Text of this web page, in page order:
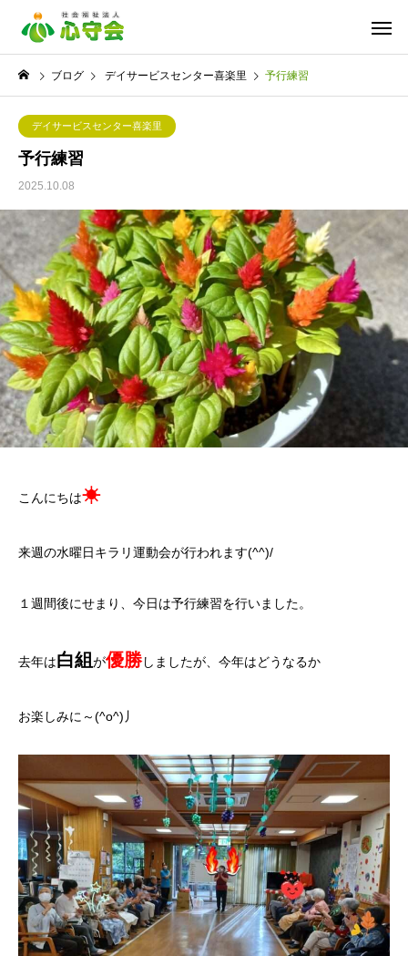
ブログ デイサービスセンター喜楽里 予行練習
デイサービスセンター喜楽里
予行練習
2025.10.08
こんにちは☀
来週の水曜日キラリ運動会が行われます(^^)/
１週間後にせまり、今日は予行練習を行いました。
去年は白組 が優勝しましたが、今年はどうなるか
お楽しみに～(^o^)丿